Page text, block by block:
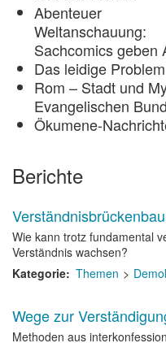
Abenteuer
Weltanschauung:
Sachcomics geben
Das leidige
Rom – Stadt und
Evangelischen
Ökumene-
Berichte
Wie kann trotz fundamental
Verständnis wachsen?
Kategorie Themen
Wege zur
Methoden aus